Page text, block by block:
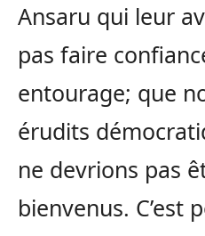
Ansaru qui leur
pas faire
entourage; que
érudits
ne devrions pas
bienvenus. C’est